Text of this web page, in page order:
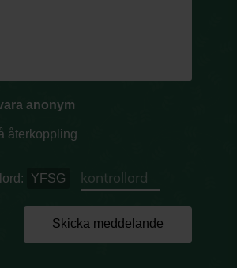
anonym
återkoppling
YFSG
Skicka meddelande